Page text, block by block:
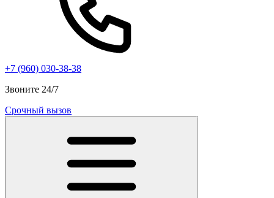
+7 (960) 030-38-38
Звоните 24/7
Срочный вызов